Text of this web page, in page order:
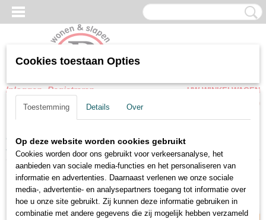
Inloggen Registreren
UW WINKELWAGEN
(0)
Home > Boxspring Vlakke boxsprings
Boxspring 247 Twist
stiletto complete set
Premium kwaliteit
Cookies toestaan Opties
Toestemming Details Over
Op deze website worden cookies gebruikt
Cookies worden door ons gebruikt voor verkeersanalyse, het
aanbieden van sociale media-functies en het personaliseren van
informatie en advertenties. Daarnaast verlenen we onze sociale
media-, advertentie- en analysepartners toegang tot informatie over
hoe u onze site gebruikt. Zij kunnen deze informatie gebruiken in
combinatie met andere gegevens die zij mogelijk hebben verzameld